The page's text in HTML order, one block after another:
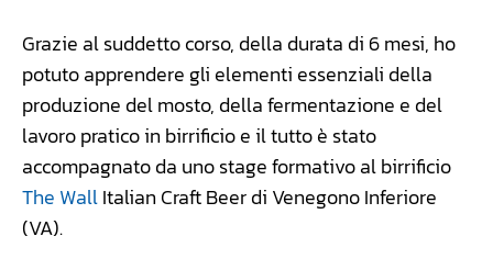
Grazie al suddetto corso, della durata di 6 mesi, ho
potuto apprendere gli elementi essenziali della
produzione del mosto, della fermentazione e del
lavoro pratico in birrificio e il tutto è stato
accompagnato da uno stage formativo al birrificio
The WallItalian Craft Beer di Venegono Inferiore
(VA).